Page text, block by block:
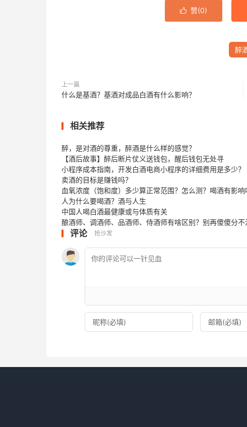
 赞(0)
醉
上一篇
什么是基酒？基酒对成品白酒有什么影响？
相关推荐
醉，是对酒的尊重，醉酒是什么样的感觉？
【酒后故事】醉后断片仗义送钱包，醒后钱包无处寻
小程序成本指南，开发白酒电商小程序的详细费用是多少？
卖酒的目标是赚钱吗？
血氧浓度（饱和度）多少算正常范围？怎么测？喝酒有影响
人为什么要喝酒？酒与人生
中国人喝白酒最健康或与体质有关
酿酒师、调酒师、品酒师、侍酒师有啥区别？别再傻傻分不
评论 抢沙发